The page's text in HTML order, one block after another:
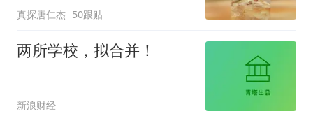
真探唐仁杰 50跟贴
两所学校，拟合并！
新浪财经